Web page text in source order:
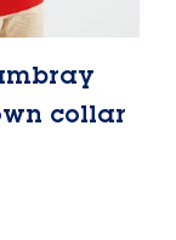
collar